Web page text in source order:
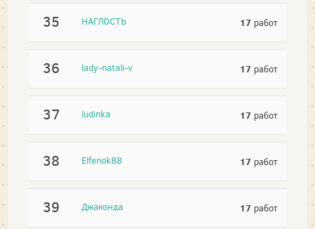
35 НАГЛОСТЬ 17 работ
36 lady-natali-v 17 работ
37 ludinka 17 работ
38 Elfenok88 17 работ
39 Джаконда 17 работ